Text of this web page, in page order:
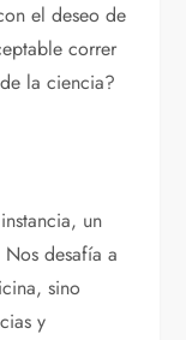
el deseo de
correr
la ciencia?
un
desafía a
sino
y